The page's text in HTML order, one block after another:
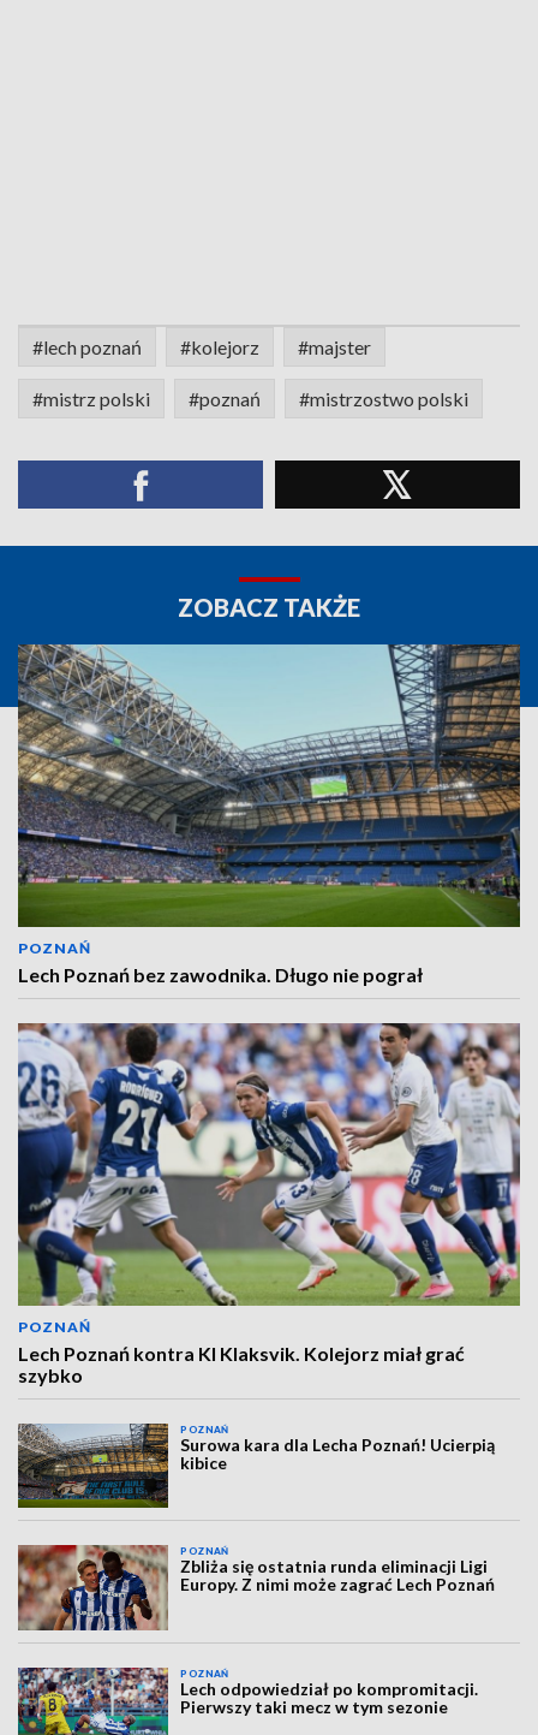
#lech poznań #kolejorz #majster
#mistrz polski #poznań #mistrzostwo polski
ZOBACZ TAKŻE
POZNAŃ
Lech Poznań bez zawodnika. Długo nie pograł
POZNAŃ
Lech Poznań kontra KI Klaksvik. Kolejorz miał grać
szybko
POZNAŃ
Surowa kara dla Lecha Poznań! Ucierpią
kibice
POZNAŃ
Zbliża się ostatnia runda eliminacji Ligi
Europy. Z nimi może zagrać Lech Poznań
POZNAŃ
Lech odpowiedział po kompromitacji.
Pierwszy taki mecz w tym sezonie